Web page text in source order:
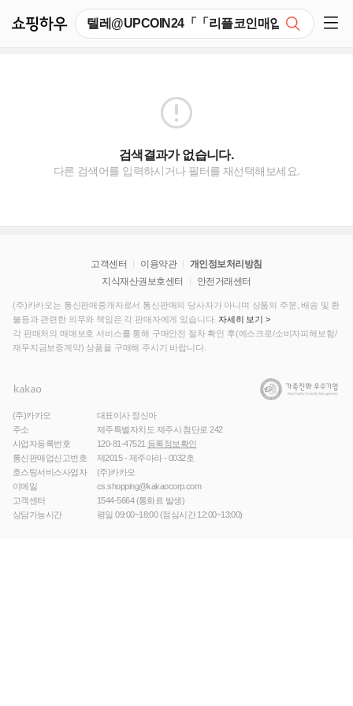
검색결과가 없습니다.
다른 검색어를 입력하시거나 필터를 재선택해보세요.
고객센터 이용약관
개인정보처리방침
지식재산권보호센터
안전거래센터
(주)카카오는 통신판매중개자로서 통신판매의 당사자가 아니며 상품의 주문, 배송 및 환
불등과 관련한 의무와 책임은 각 판매자에게 있습니다. 자세히 보기 >
각 판매처의 매매보호 서비스를 통해 구매안전 절차 확인 후(에스크로/소비자피해보험/
재무지금보증계약) 상품을 구매해 주시기 바랍니다.
(주)카카오
대표이사 정신아
주소
제주특별자치도 제주시 첨단로 242
사업자등록번호
120-81-47521 등록정보확인
통신판매업신고번호
제2015 - 제주아라 - 0032호
호스팅서비스사업자
(주)카카오
이메일
cs.shopping@kakaocorp.com
고객센터
1544-5664(통화료 발생)
상담가능시간
평일 09:00~18:00 (점심시간 12:00~13:00)